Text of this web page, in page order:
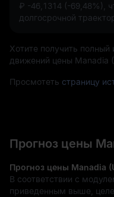
₽ -46,1314 (-69,48%)
,
долгосрочной
Хотите получить полный
движений цены Manadia
Просмотеть страницу
Прогноз цены
Прогноз цены Manadia
В соответствии с
приведенным выше,